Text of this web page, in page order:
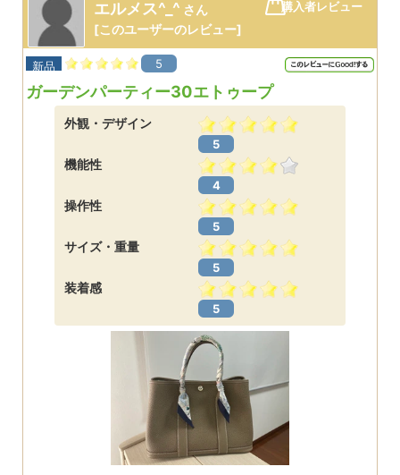
エルメス^_^ さん
[このユーザーのレビュー]
購入者レビュー
新品 5
ガーデンパーティー30エトゥープ
外観・デザイン
5
機能性
4
操作性
5
サイズ・重量
5
装着感
5